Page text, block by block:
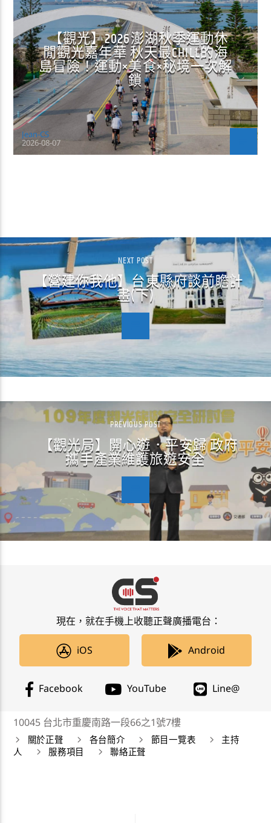
【觀光】2026澎湖秋季運動休
閒觀光嘉年華 秋天最CHILL的海
島冒險！運動×美食×秘境一次解
鎖
Jean-CS
2026-08-07
NEXT POST
【營建你我他】台東縣府談前瞻計
畫(下)
PREVIOUS POST
【觀光局】開心遊．平安歸 政府
攜手產業維護旅遊安全
現在，就在手機上收聽正聲廣播電台：
iOS Android
Facebook YouTube Line@
10045 台北市重慶南路一段66之1號7樓
關於正聲
各台簡介 節目一覽表
主持
人
服務項目 聯絡正聲